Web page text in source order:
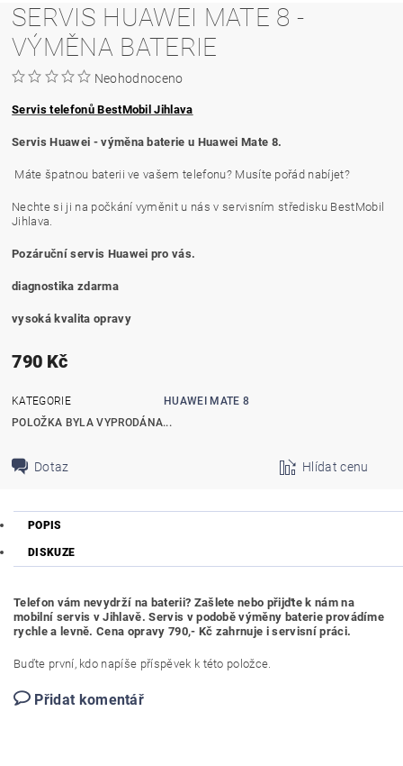
SERVIS HUAWEI MATE 8 -
VÝMĚNA BATERIE
Neohodnoceno
Servis telefonů BestMobil Jihlava
Servis Huawei - výměna baterie u Huawei Mate 8.
Máte špatnou baterii ve vašem telefonu? Musíte pořád nabíjet?
Nechte si ji na počkání vyměnit u nás v servisním středisku BestMobil
Jihlava.
Pozáruční servis Huawei pro vás.
diagnostika zdarma
vysoká kvalita opravy
790 Kč
KATEGORIE
HUAWEI MATE 8
POLOŽKA BYLA VYPRODÁNA...
Dotaz Hlídat cenu
POPIS
DISKUZE
Telefon vám nevydrží na baterii? Zašlete nebo přijďte k nám na
mobilní servis v Jihlavě. Servis v podobě výměny baterie provádíme
rychle a levně. Cena opravy 790,- Kč zahrnuje i servisní práci.
Buďte první, kdo napíše příspěvek k této položce.
Přidat komentář